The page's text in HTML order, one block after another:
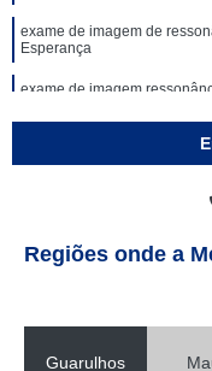
exame de imagem de
Esperança
exame de imagem
Regiões onde a
Guarulhos